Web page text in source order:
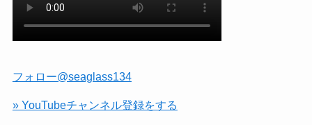
フォロー@seaglass134
» YouTubeチャンネル登録をする